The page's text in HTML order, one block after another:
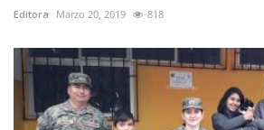
Editora Marzo 20, 2019 818